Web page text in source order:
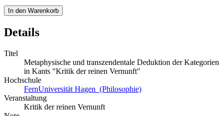
In den Warenkorb
Details
Titel
Metaphysische und transzendentale Deduktion der Kategorien
in Kants "Kritik der reinen Vernunft"
Hochschule
FernUniversität Hagen (Philosophie)
Veranstaltung
Kritik der reinen Vernunft